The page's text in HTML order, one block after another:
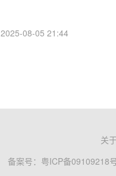
2025-08-05 21:44
关
备案号： 粤ICP备09109218